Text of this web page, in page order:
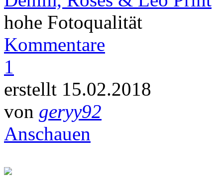
hohe Fotoqualität
Kommentare
1
erstellt 15.02.2018
von geryy92
Anschauen